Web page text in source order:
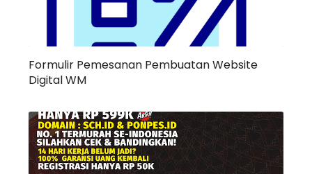
Formulir Pemesanan Pembuatan Website
Digital WM